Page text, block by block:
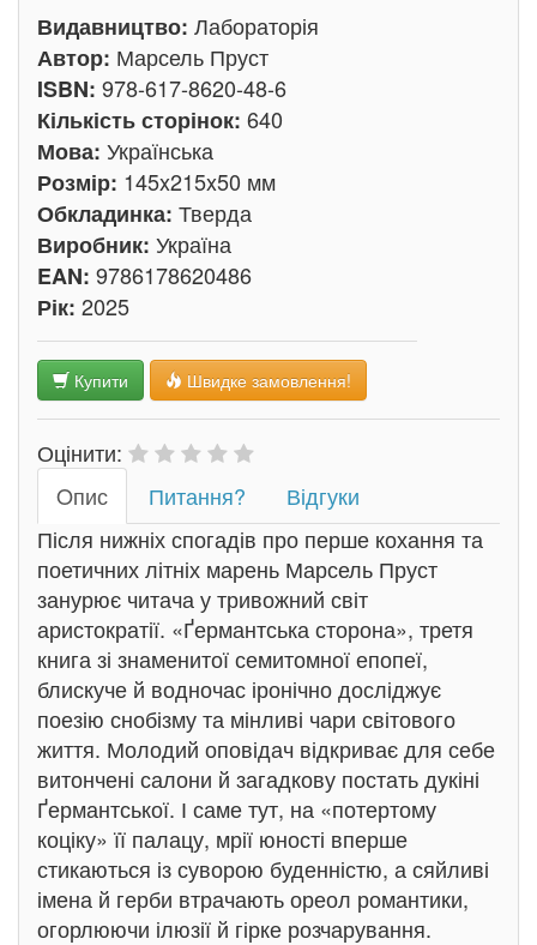
Видавництво: Лабораторія
Автор: Марсель Пруст
ISBN: 978-617-8620-48-6
Кількість сторінок: 640
Мова: Українська
Розмір: 145x215x50 мм
Обкладинка: Тверда
Виробник: Україна
EAN: 9786178620486
Рік: 2025
Купити Швидке замовлення!
Оцінити:
Oпис
Питання?
Відгуки
Після нижніх спогадів про перше кохання та
поетичних літніх марень Марсель Пруст
занурює читача у тривожний світ
аристократії. «Ґермантська сторона», третя
книга зі знаменитої семитомної епопеї,
блискуче й водночас іронічно досліджує
поезію снобізму та мінливі чари світового
життя. Молодий оповідач відкриває для себе
витончені салони й загадкову постать дукіні
Ґермантської. І саме тут, на «потертому
коціку» її палацу, мрії юності вперше
стикаються із суворою буденністю, а сяйливі
імена й герби втрачають ореол романтики,
огорлюючи ілюзії й гірке розчарування.